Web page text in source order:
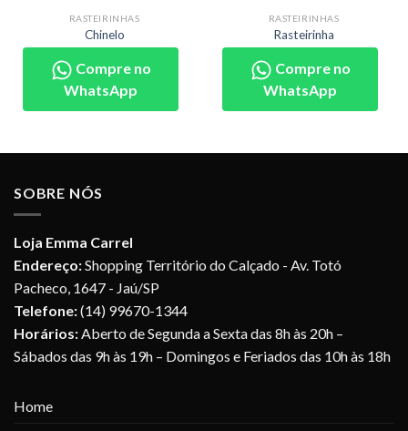
RASTEIRINHAS
Chinelo
Compre no
WhatsApp
RASTEIRINHAS
Rasteirinha
Compre no
WhatsApp
SOBRE NÓS
Loja Emma Carrel
Endereço:Shopping Território do Calçado - Av. Totó
Pacheco, 1647 - Jaú/SP
Telefone:(14) 99670-1344
Horários:Aberto de Segunda a Sexta das 8h às 20h –
Sábados das 9h às 19h – Domingos e Feriados das 10h às 18h
Home